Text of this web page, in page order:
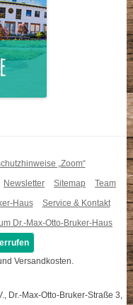
„Zoom“
Newsletter Sitemap
Team
Haus
Service & Kontakt
Dr.-Max-Otto-Bruker-Haus
Versandkosten.
Dr.-Max-Otto-Bruker-Straße 3,